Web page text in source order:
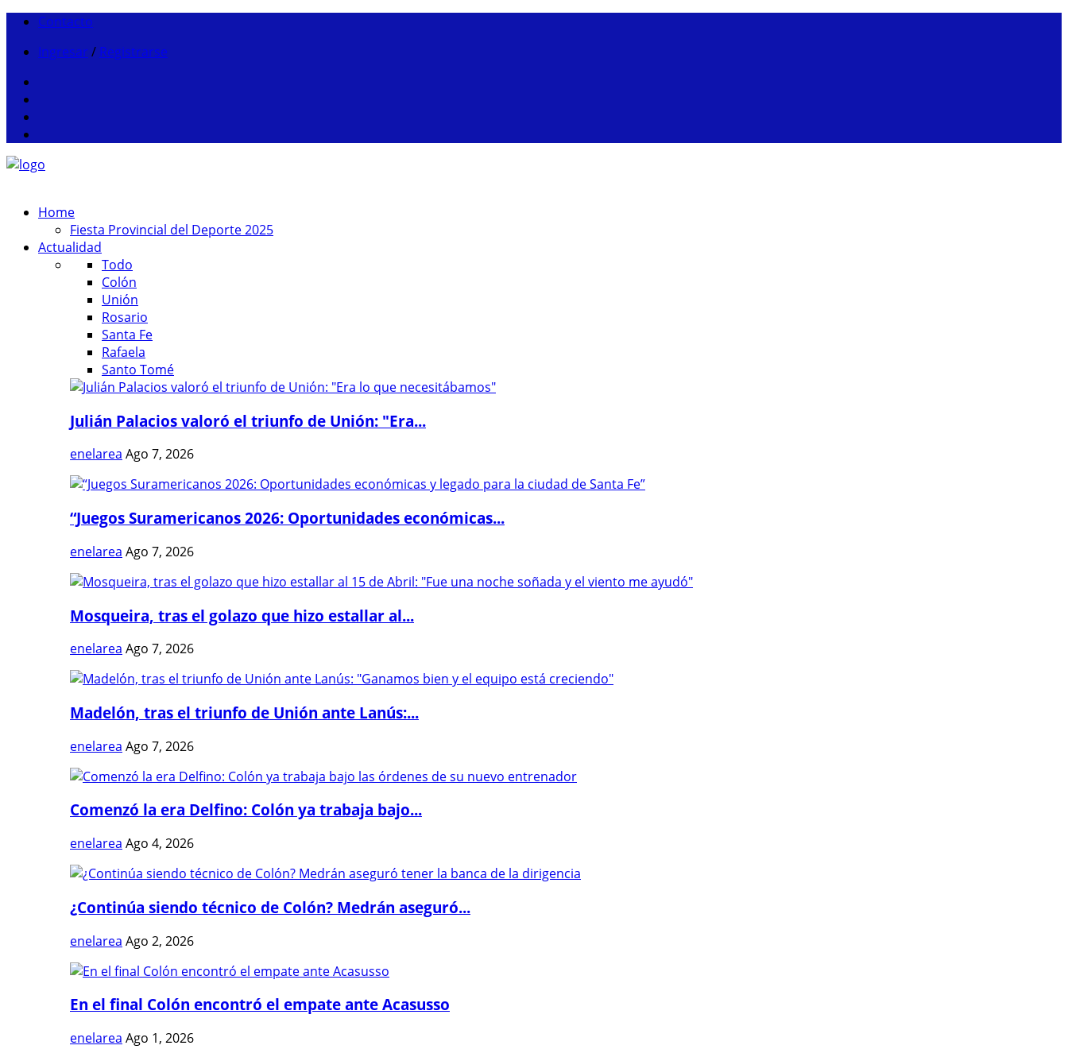
Contacto
Ingresar / Registrarse
Home
Fiesta Provincial del Deporte 2025
Actualidad
Todo
Colón
Unión
Rosario
Santa Fe
Rafaela
Santo Tomé
Julián Palacios valoró el triunfo de Unión: "Era...
enelarea Ago 7, 2026
“Juegos Suramericanos 2026: Oportunidades económicas...
enelarea Ago 7, 2026
Mosqueira, tras el golazo que hizo estallar al...
enelarea Ago 7, 2026
Madelón, tras el triunfo de Unión ante Lanús:...
enelarea Ago 7, 2026
Comenzó la era Delfino: Colón ya trabaja bajo...
enelarea Ago 4, 2026
¿Continúa siendo técnico de Colón? Medrán aseguró...
enelarea Ago 2, 2026
En el final Colón encontró el empate ante Acasusso
enelarea Ago 1, 2026